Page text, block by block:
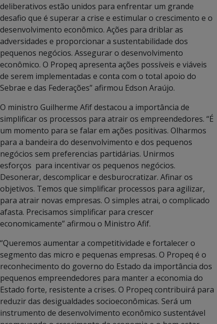
deliberativos estão unidos para enfrentar um grande
desafio que é superar a crise e estimular o crescimento e o
desenvolvimento econômico. Ações para driblar as
adversidades e proporcionar a sustentabilidade dos
pequenos negócios. Assegurar o desenvolvimento
econômico. O Propeq apresenta ações possíveis e viáveis
de serem implementadas e conta com o total apoio do
Sebrae e das Federações” afirmou Edson Araújo.
O ministro Guilherme Afif destacou a importância de
simplificar os processos para atrair os empreendedores. “É
um momento para se falar em ações positivas. Olharmos
para a bandeira do desenvolvimento e dos pequenos
negócios sem preferencias partidárias. Unirmos
esforços para incentivar os pequenos negócios.
Desonerar, descomplicar e desburocratizar. Afinar os
objetivos. Temos que simplificar processos para agilizar,
para atrair novas empresas. O simples atrai, o complicado
afasta. Precisamos simplificar para crescer
economicamente” afirmou o Ministro Afif.
“Queremos aumentar a competitividade e fortalecer o
segmento das micro e pequenas empresas. O Propeq é o
reconhecimento do governo do Estado da importância dos
pequenos empreendedores para manter a economia do
Estado forte, resistente a crises. O Propeq contribuirá para
reduzir das desigualdades socioeconômicas. Será um
instrumento de desenvolvimento econômico sustentável